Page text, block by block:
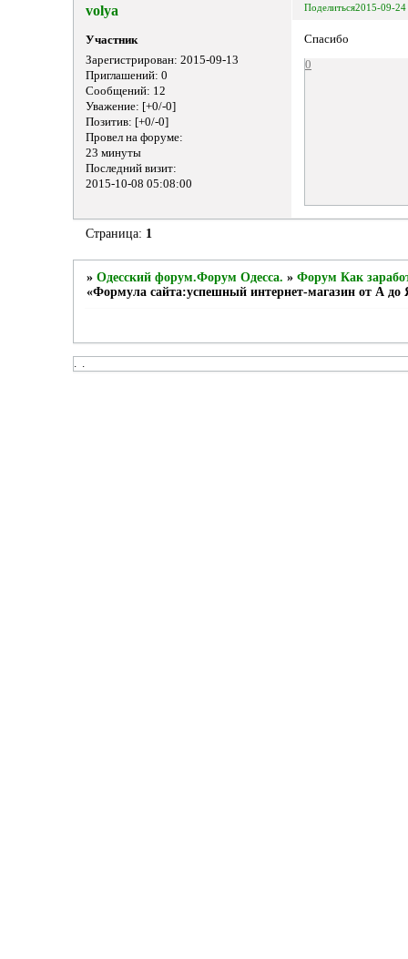
Поделиться2015-09-
volya
Участник
Зарегистрирован: 2015-09-13
Приглашений: 0
Сообщений: 12
Уважение: [+0/-0]
Позитив: [+0/-0]
Провел на форуме:
23 минуты
Последний визит:
2015-10-08 05:08:00
Спасибо
0
Страница: 1
» Одесский форум.Форум Одесса. » Форум Как
«Формула сайта:успешный интернет-магазин от А до
. .